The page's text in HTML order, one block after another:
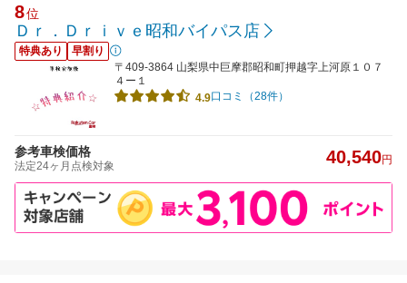
8位
Ｄｒ．Ｄｒｉｖｅ昭和バイパス店
特典あり
早割り
〒409-3864 山梨県中巨摩郡昭和町押越字上河原１０７
４ー１
4.9口コミ（28件）
参考車検価格
法定24ヶ月点検対象 40,540円